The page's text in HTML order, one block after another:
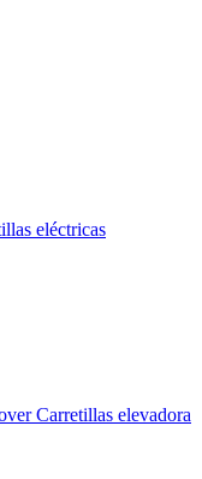
eléctricas
Carretillas elevadora